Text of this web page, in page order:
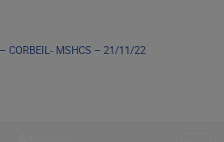
CORBEIL- MSHCS – 21/11/22